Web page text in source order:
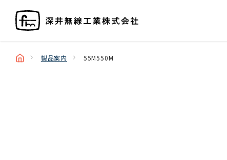
製品案内 55M550M